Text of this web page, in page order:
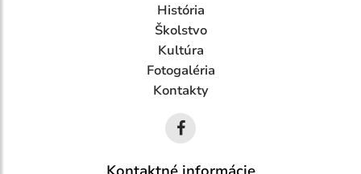
História
Školstvo
Kultúra
Fotogaléria
Kontakty